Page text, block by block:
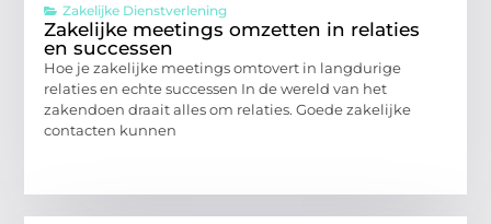
Zakelijke Dienstverlening
Zakelijke meetings omzetten in relaties
en successen
Hoe je zakelijke meetings omtovert in langdurige
relaties en echte successen In de wereld van het
zakendoen draait alles om relaties. Goede zakelijke
contacten kunnen